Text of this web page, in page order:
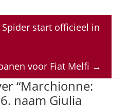
re
a
s
ai
l
Spider start officieel in
voor Fiat Melfi →
“Marchionne:
naam Giulia